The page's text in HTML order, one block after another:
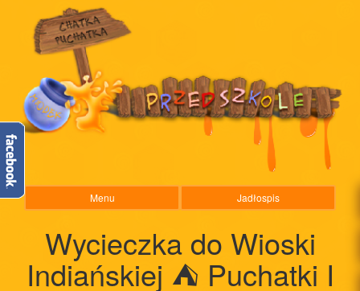
Menu Jadłospis
Wycieczka do Wioski
Indiańskiej ⛺️ Puchatki I